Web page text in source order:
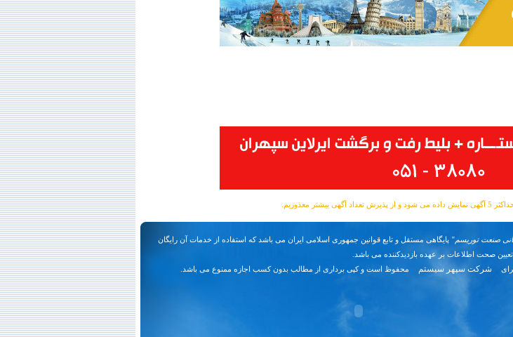
معذوریم.
صنعت توریسم" پایگاهی مستقل و تابع قوانین جمهوری اسلامی ایران می باشد که استفاده از خدمات آن رایگان
صحت اطلاعات بر عهده بازدیدکننده می باشد.
شرکت سپهر سیستم محفوظ است و کپی برداری از مطالب بدون کسب اجازه ممنوع می باشد.